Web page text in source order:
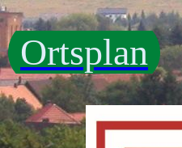
Ortsplan